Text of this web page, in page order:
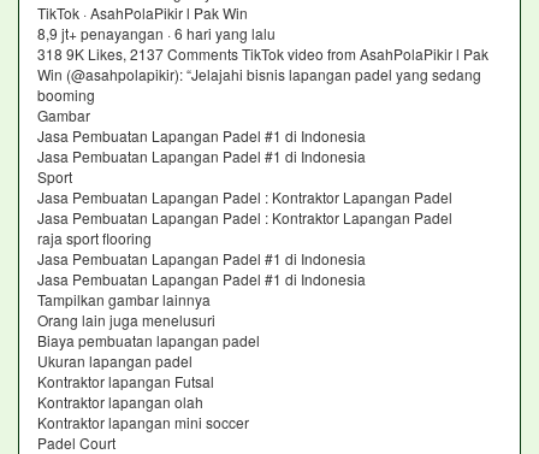
TikTok · AsahPolaPikir l Pak Win
8,9 jt+ penayangan · 6 hari yang lalu
318 9K Likes, 2137 Comments TikTok video from AsahPolaPikir l Pak
Win (@asahpolapikir): “Jelajahi bisnis lapangan padel yang sedang
booming
Gambar
Jasa Pembuatan Lapangan Padel #1 di Indonesia
Jasa Pembuatan Lapangan Padel #1 di Indonesia
Sport
Jasa Pembuatan Lapangan Padel : Kontraktor Lapangan Padel
Jasa Pembuatan Lapangan Padel : Kontraktor Lapangan Padel
raja sport flooring
Jasa Pembuatan Lapangan Padel #1 di Indonesia
Jasa Pembuatan Lapangan Padel #1 di Indonesia
Tampilkan gambar lainnya
Orang lain juga menelusuri
Biaya pembuatan lapangan padel
Ukuran lapangan padel
Kontraktor lapangan Futsal
Kontraktor lapangan olah
Kontraktor lapangan mini soccer
Padel Court